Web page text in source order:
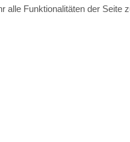
Funktionalitäten der Seite